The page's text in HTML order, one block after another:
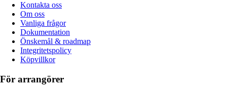
Kontakta oss
Om oss
Vanliga frågor
Dokumentation
Önskemål & roadmap
Integritetspolicy
Köpvillkor
För arrangörer